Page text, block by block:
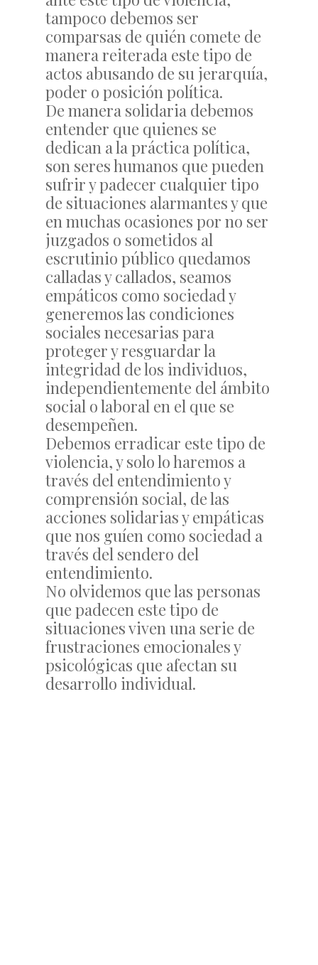
tampoco debemos ser
comparsas de quién comete de
manera reiterada este tipo de
actos abusando de su jerarquía,
poder o posición política.
De manera solidaria debemos
entender que quienes se
dedican a la práctica política,
son seres humanos que pueden
sufrir y padecer cualquier tipo
de situaciones alarmantes y que
en muchas ocasiones por no ser
juzgados o sometidos al
escrutinio público quedamos
calladas y callados, seamos
empáticos como sociedad y
generemos las condiciones
sociales necesarias para
proteger y resguardar la
integridad de los individuos,
independientemente del ámbito
social o laboral en el que se
desempeñen.
Debemos erradicar este tipo de
violencia, y solo lo haremos a
través del entendimiento y
comprensión social, de las
acciones solidarias y empáticas
que nos guíen como sociedad a
través del sendero del
entendimiento.
No olvidemos que las personas
que padecen este tipo de
situaciones viven una serie de
frustraciones emocionales y
psicológicas que afectan su
desarrollo individual.